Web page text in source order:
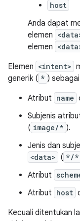
host
Anda dapat
elemen
elemen
Elemen <intent>
generik ( * )
Atribut name
Subjenis
( image/* ).
Jenis dan
<data> ( */*
Atribut
Atribut host
Kecuali ditentukan